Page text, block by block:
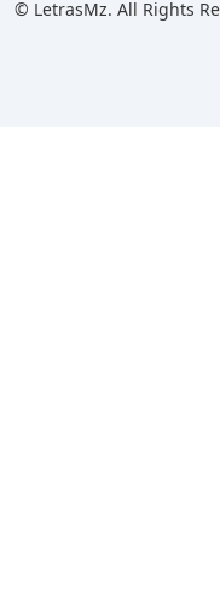
© LetrasMz. All Rights